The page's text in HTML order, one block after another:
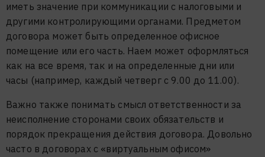
иметь значение при коммуникации с налоговыми и
другими контролирующими органами. Предметом
договора может быть определенное офисное
помещение или его часть. Наем может оформляться
как на все время, так и на определенные дни или
часы (например, каждый четверг с 9.00 до 11.00).
Важно также понимать смысл ответственности за
неисполнение сторонами своих обязательств и
порядок прекращения действия договора. Довольно
часто в договорах с «виртуальным офисом»